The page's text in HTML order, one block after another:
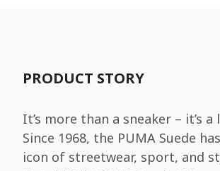
PRODUCT STORY
It’s more than a sneaker – it’s a
Since 1968, the PUMA Suede
icon of streetwear, sport, and